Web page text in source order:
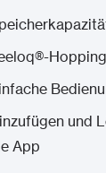
und
App